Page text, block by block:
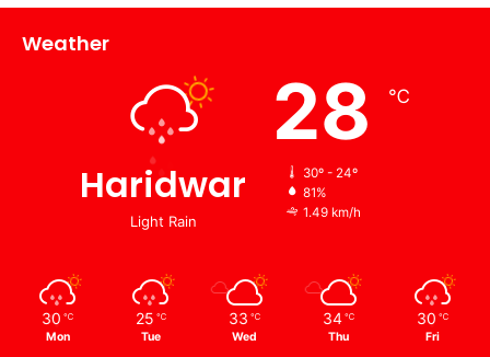
Weather
Haridwar
Light Rain
28 ℃
30º - 24º
81%
1.49 km/h
30 ℃
Mon
25 ℃
Tue
33 ℃
Wed
34 ℃
Thu
30 ℃
Fri